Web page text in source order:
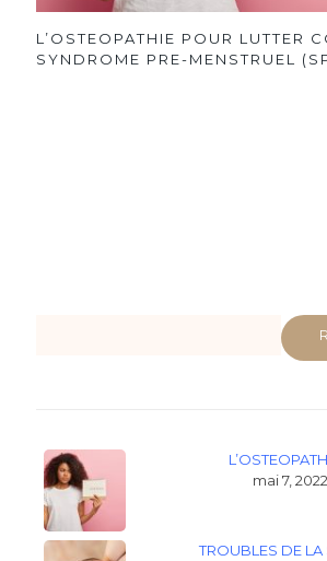
L’OSTEOPATHIE POUR LUTTER
SYNDROME PRE-MENSTRUEL
mai 7, 2022
TROUBLES DE